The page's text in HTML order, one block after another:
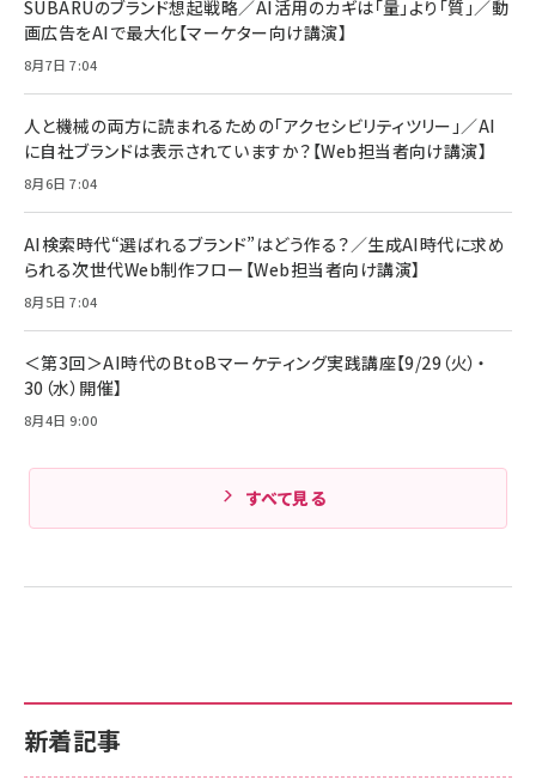
新着記事
SUBARUのブランド想起戦略／AI活用のカギは「量」より「質」／動
画広告をAIで最大化【マーケター向け講演】
8月7日 7:04
人と機械の両方に読まれるための「アクセシビリティツリー」／AI
に自社ブランドは表示されていますか？【Web担当者向け講演】
8月6日 7:04
AI検索時代“選ばれるブランド”はどう作る？／生成AI時代に求め
られる次世代Web制作フロー【Web担当者向け講演】
8月5日 7:04
＜第3回＞AI時代のBtoBマーケティング実践講座【9/29（火）・
30（水）開催】
8月4日 9:00
すべて見る